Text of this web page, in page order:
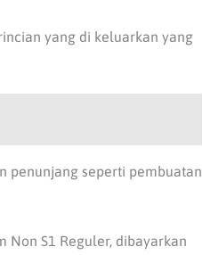
yang di keluarkan yang
penunjang seperti pembuatan
Non S1 Reguler, dibayarkan